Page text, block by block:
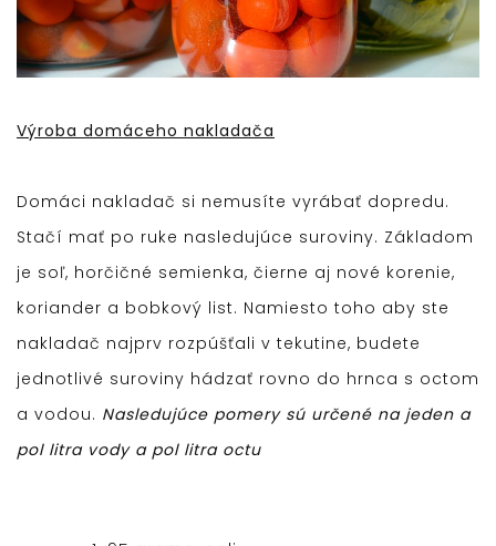
Výroba domáceho nakladača
Domáci nakladač si nemusíte vyrábať dopredu.
Stačí mať po ruke nasledujúce suroviny. Základom
je soľ, horčičné semienka, čierne aj nové korenie,
koriander a bobkový list. Namiesto toho aby ste
nakladač najprv rozpúšťali v tekutine, budete
jednotlivé suroviny hádzať rovno do hrnca s octom
a vodou. Nasledujúce pomery sú určené na jeden a
pol litra vody a pol litra octu